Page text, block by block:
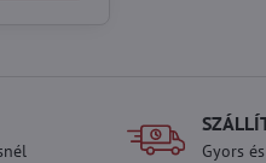
Gyors